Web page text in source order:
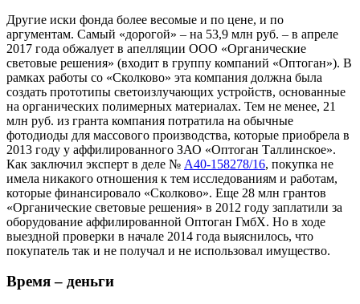
Другие иски фонда более весомые и по цене, и по
аргументам. Самый «дорогой» – на 53,9 млн руб. – в апреле
2017 года обжалует в апелляции ООО «Органические
световые решения» (входит в группу компаний «Оптоган»). В
рамках работы со «Сколково» эта компания должна была
создать прототипы светоизлучающих устройств, основанные
на органических полимерных материалах. Тем не менее, 21
млн руб. из гранта компания потратила на обычные
фотодиоды для массового производства, которые приобрела в
2013 году у аффилированного ЗАО «Оптоган Таллинское».
Как заключил эксперт в деле № А40-158278/16, покупка не
имела никакого отношения к тем исследованиям и работам,
которые финансировало «Сколково». Еще 28 млн грантов
«Органические световые решения» в 2012 году заплатили за
оборудование аффилированной Оптоган ГмбХ. Но в ходе
выездной проверки в начале 2014 года выяснилось, что
покупатель так и не получал и не использовал имущество.
Время – деньги